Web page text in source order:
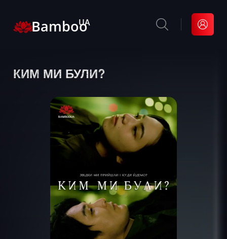
Bamboo
UA
КИМ МИ БУЛИ?